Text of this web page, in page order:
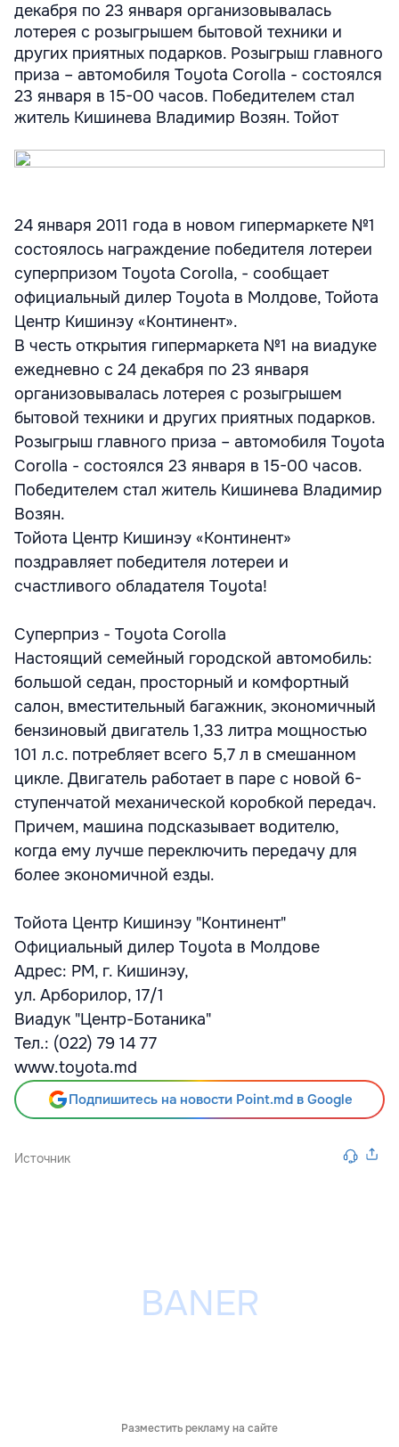
декабря по 23 января организовывалась
лотерея с розыгрышем бытовой техники и
других приятных подарков. Розыгрыш главного
приза – автомобиля Toyota Corolla - состоялся
23 января в 15-00 часов. Победителем стал
житель Кишинева Владимир Возян. Тойот
24 января 2011 года в новом гипермаркете №1
состоялось награждение победителя лотереи
суперпризом Toyota Corolla, - сообщает
официальный дилер Toyota в Молдове, Тойота
Центр Кишинэу «Континент».
В честь открытия гипермаркета №1 на виадуке
ежедневно с 24 декабря по 23 января
организовывалась лотерея с розыгрышем
бытовой техники и других приятных подарков.
Розыгрыш главного приза – автомобиля Toyota
Corolla - состоялся 23 января в 15-00 часов.
Победителем стал житель Кишинева Владимир
Возян.
Тойота Центр Кишинэу «Континент»
поздравляет победителя лотереи и
счастливого обладателя Toyota!
Суперприз - Toyota Corolla
Настоящий семейный городской автомобиль:
большой седан, просторный и комфортный
салон, вместительный багажник, экономичный
бензиновый двигатель 1,33 литра мощностью
101 л.с. потребляет всего 5,7 л в смешанном
цикле. Двигатель работает в паре с новой 6-
ступенчатой механической коробкой передач.
Причем, машина подсказывает водителю,
когда ему лучше переключить передачу для
более экономичной езды.
Тойота Центр Кишинэу "Континент"
Официальный дилер Toyota в Молдове
Адрес: РМ, г. Кишинэу,
ул. Арборилор, 17/1
Виадук "Центр-Ботаника"
Тел.: (022) 79 14 77
www.toyota.md
Подпишитесь на новости Point.md в Google
Источник
Разместить рекламу на сайте